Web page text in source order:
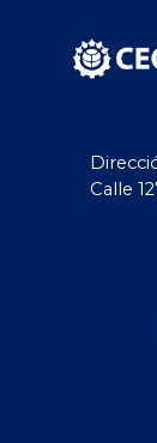
Calle